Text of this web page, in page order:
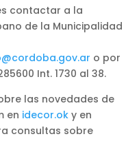
contactar a la
de la Municipalidad
o por
Int. 1730 al 38.
las novedades de
en idecor.ok y en
consultas sobre